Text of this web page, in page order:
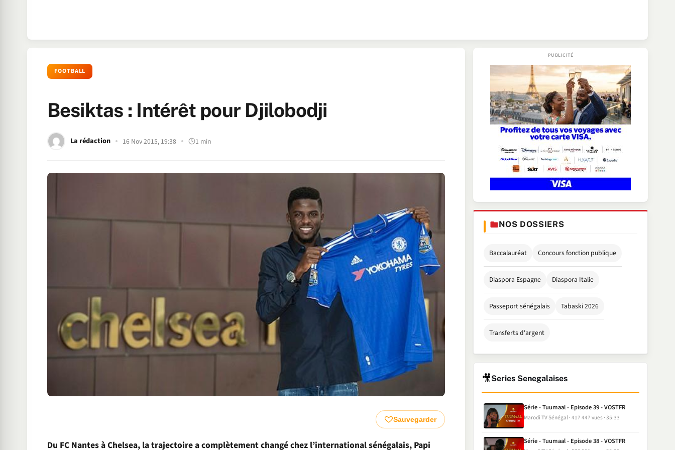
FOOTBALL
Besiktas : Intérêt pour Djilobodji
La rédaction 16 Nov 2015, 19:38 1 min
Sauvegarder
Du FC Nantes à Chelsea, la trajectoire a complètement changé chez l’international sénégalais, Papi
NOS DOSSIERS
Baccalauréat Concours fonction publique
Diaspora Espagne Diaspora Italie
Passeport sénégalais Tabaski 2026
Transferts d'argent
🎥Series Senegalaises
Série - Tuumaal - Episode 39 - VOSTFR
Marodi TV Sénégal 417 447 vues 35:33
Série - Tuumaal - Episode 38 - VOSTFR